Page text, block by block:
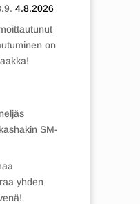
4.8.2026
on
SM-
yhden